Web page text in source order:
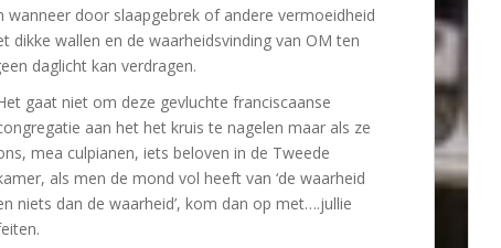
door slaapgebrek of andere vermoeidheid
wallen en de waarheidsvinding van OM ten
daglicht kan verdragen.
gaat niet om deze gevluchte franciscaanse
aan het het kruis te nagelen maar als ze
mea culpianen, iets beloven in de Tweede
als men de mond vol heeft van ‘de waarheid
niets dan de waarheid’, kom dan op met….jullie